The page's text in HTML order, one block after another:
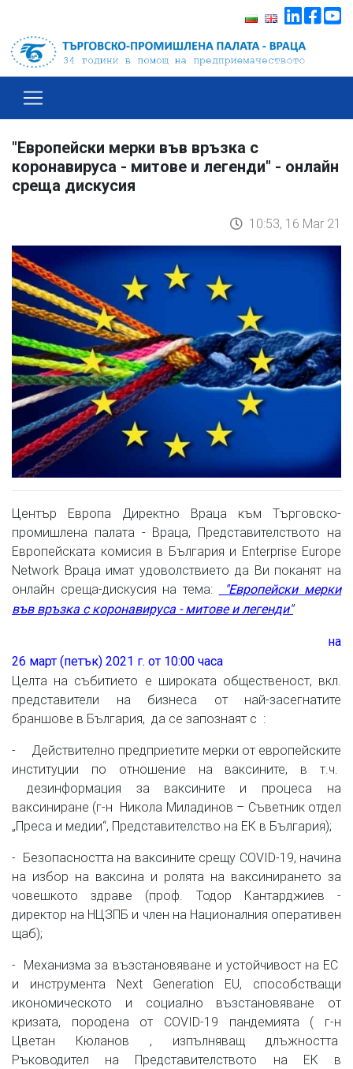
"Европейски мерки във връзка с
коронавируса - митове и легенди" - онлайн
среща дискусия
10:53, 16 Mar 21
Център Европа Директно Враца към Търговско-
промишлена палата - Враца, Представителството на
Европейската комисия в България и Enterprise Europe
Network Враца имат удоволствието да Ви поканят на
онлайн среща-дискусия на тема:
"Европейски мерки
във връзка с коронавируса - митове и легенди"
на
26 март (петък) 2021 г. от 10:00 часа
Целта на събитието е широката общественост, вкл.
представители на бизнеса от най-засегнатите
браншове в България, да се запознаят с :
- Действително предприетите мерки от европейските
институции по отношение на ваксините, в т.ч.
дезинформация за ваксините и процеса на
ваксиниране (г-н Никола Миладинов – Съветник отдел
„Преса и медии“, Представителство на ЕК в България);
- Безопасността на ваксините срещу COVID-19, начина
на избор на ваксина и ролята на ваксинирането за
човешкото здраве (проф. Тодор Кантарджиев -
директор на НЦЗПБ и член на Националния оперативен
щаб);
- Механизма за възстановяване и устойчивост на ЕС
и инструмента Next Generation EU, способстващи
икономическото и социално възстановяване от
кризата, породена от COVID-19 пандемията ( г-н
Цветан Кюланов , изпълняващ длъжността
Ръководител на Представителството на ЕК в